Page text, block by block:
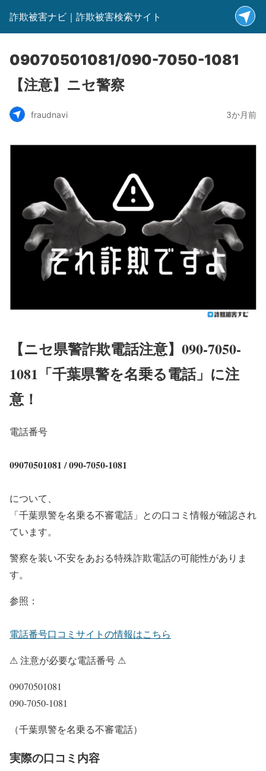
詐欺被害ナビ｜詐欺被害検索サイト
09070501081/090-7050-1081
【注意】ニセ警察
fraudnavi 3か月前
【ニセ県警詐欺電話注意】090-7050-
1081「千葉県警を名乗る電話」に注
意！
電話番号
09070501081 / 090-7050-1081
について、
「千葉県警を名乗る不審電話」との口コミ情報が確認され
ています。
警察を装い不安をあおる特殊詐欺電話の可能性がありま
す。
参照：
電話番号口コミサイトの情報はこちら
⚠ 注意が必要な電話番号 ⚠
09070501081
090-7050-1081
（千葉県警を名乗る不審電話）
実際の口コミ内容